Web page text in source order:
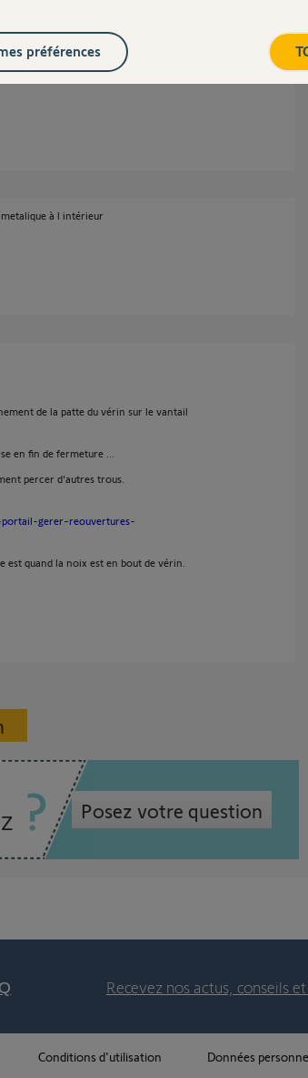
à l intérieur
de la patte du vérin sur le vantail
en fin de fermeture ...
percer d'autres trous.
gerer-reouvertures-
quand la noix est en bout de vérin.
Posez votre question
Recevez nos actus, conseils
Conditions d'utilisation Données
préférences